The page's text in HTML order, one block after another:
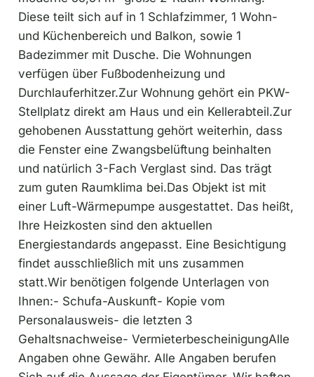
Diese teilt sich auf in 1 Schlafzimmer, 1 Wohn-
und Küchenbereich und Balkon, sowie 1
Badezimmer mit Dusche. Die Wohnungen
verfügen über Fußbodenheizung und
Durchlauferhitzer.Zur Wohnung gehört ein PKW-
Stellplatz direkt am Haus und ein Kellerabteil.Zur
gehobenen Ausstattung gehört weiterhin, dass
die Fenster eine Zwangsbelüftung beinhalten
und natürlich 3-Fach Verglast sind. Das trägt
zum guten Raumklima bei.Das Objekt ist mit
einer Luft-Wärmepumpe ausgestattet. Das heißt,
Ihre Heizkosten sind den aktuellen
Energiestandards angepasst. Eine Besichtigung
findet ausschließlich mit uns zusammen
statt.Wir benötigen folgende Unterlagen von
Ihnen:- Schufa-Auskunft- Kopie vom
Personalausweis- die letzten 3
Gehaltsnachweise- VermieterbescheinigungAlle
Angaben ohne Gewähr. Alle Angaben berufen